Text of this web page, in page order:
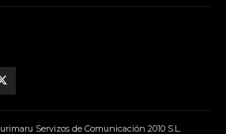
Servizos de Comunicación 2010 S.L.